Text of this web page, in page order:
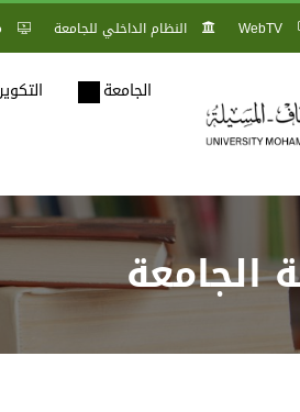
WebTV النظام الداخلي للجامعة
الجامعة
الجامعة